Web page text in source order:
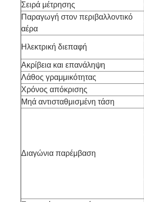
Σειρά μέτρησης
Παραγωγή στον περιβαλλοντικό
αέρα
Ηλεκτρική διεπαφή
Ακρίβεια και επανάληψη
Λάθος γραμμικότητας
Χρόνος απόκρισης
Μηά αντισταθμισμένη τάση
Διαγώνια παρέμβαση